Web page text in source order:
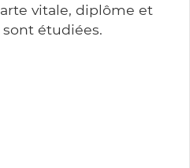
vitale, diplôme et
étudiées.